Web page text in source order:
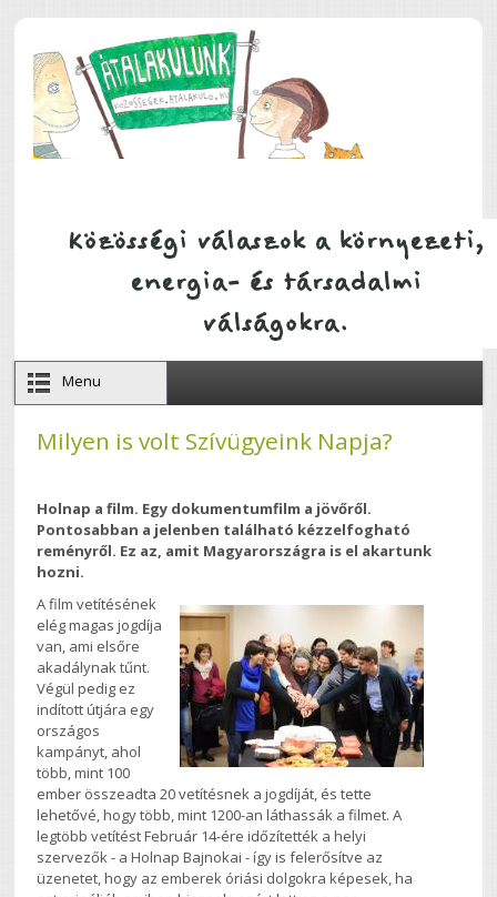
Menu
Milyen is volt Szívügyeink Napja?
Holnap a film. Egy dokumentumfilm a jövőről.
Pontosabban a jelenben található kézzelfogható
reményről. Ez az, amit Magyarországra is el akartunk
hozni.
A film vetítésének
elég magas jogdíja
van, ami elsőre
akadálynak tűnt.
Végül pedig ez
indított útjára egy
országos
kampányt, ahol
több, mint 100
ember összeadta 20 vetítésnek a jogdíját, és tette
lehetővé, hogy több, mint 1200-an láthassák a filmet. A
legtöbb vetítést Február 14-ére időzítették a helyi
szervezők - a Holnap Bajnokai - így is felerősítve az
üzenetet, hogy az emberek óriási dolgokra képesek, ha